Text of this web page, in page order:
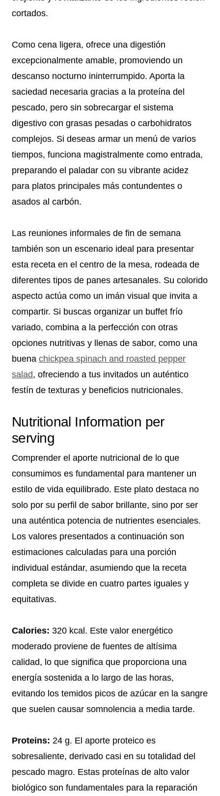
cortados.
Como cena ligera, ofrece una digestión
excepcionalmente amable, promoviendo un
descanso nocturno ininterrumpido. Aporta la
saciedad necesaria gracias a la proteína del
pescado, pero sin sobrecargar el sistema
digestivo con grasas pesadas o carbohidratos
complejos. Si deseas armar un menú de varios
tiempos, funciona magistralmente como entrada,
preparando el paladar con su vibrante acidez
para platos principales más contundentes o
asados al carbón.
Las reuniones informales de fin de semana
también son un escenario ideal para presentar
esta receta en el centro de la mesa, rodeada de
diferentes tipos de panes artesanales. Su colorido
aspecto actúa como un imán visual que invita a
compartir. Si buscas organizar un buffet frío
variado, combina a la perfección con otras
opciones nutritivas y llenas de sabor, como una
buena chickpea spinach and roasted pepper
salad, ofreciendo a tus invitados un auténtico
festín de texturas y beneficios nutricionales.
Nutritional Information per
serving
Comprender el aporte nutricional de lo que
consumimos es fundamental para mantener un
estilo de vida equilibrado. Este plato destaca no
solo por su perfil de sabor brillante, sino por ser
una auténtica potencia de nutrientes esenciales.
Los valores presentados a continuación son
estimaciones calculadas para una porción
individual estándar, asumiendo que la receta
completa se divide en cuatro partes iguales y
equitativas.
Calories: 320 kcal. Este valor energético
moderado proviene de fuentes de altísima
calidad, lo que significa que proporciona una
energía sostenida a lo largo de las horas,
evitando los temidos picos de azúcar en la sangre
que suelen causar somnolencia a media tarde.
Proteins: 24 g. El aporte proteico es
sobresaliente, derivado casi en su totalidad del
pescado magro. Estas proteínas de alto valor
biológico son fundamentales para la reparación